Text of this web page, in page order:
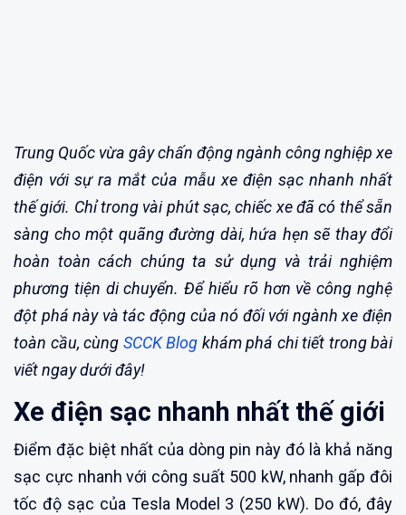
Trung Quốc vừa gây chấn động ngành công nghiệp xe
điện với sự ra mắt của mẫu xe điện sạc nhanh nhất
thế giới. Chỉ trong vài phút sạc, chiếc xe đã có thể sẵn
sàng cho một quãng đường dài, hứa hẹn sẽ thay đổi
hoàn toàn cách chúng ta sử dụng và trải nghiệm
phương tiện di chuyển. Để hiểu rõ hơn về công nghệ
đột phá này và tác động của nó đối với ngành xe điện
toàn cầu, cùng SCCK Blog khám phá chi tiết trong bài
viết ngay dưới đây!
Xe điện sạc nhanh nhất thế giới
Điểm đặc biệt nhất của dòng pin này đó là khả năng
sạc cực nhanh với công suất 500 kW, nhanh gấp đôi
tốc độ sạc của Tesla Model 3 (250 kW). Do đó, đây